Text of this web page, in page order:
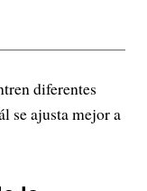
diferentes
se ajusta mejor a